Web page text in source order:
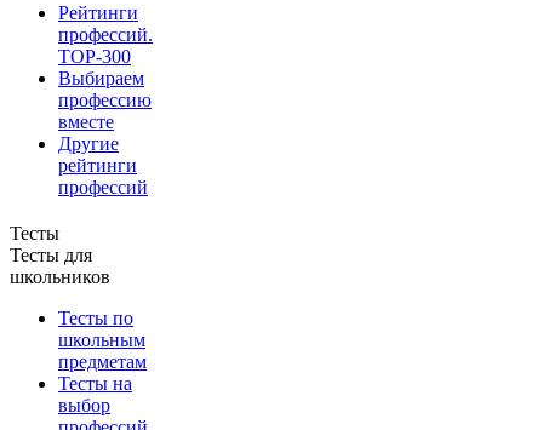
Рейтинги
профессий.
TOP-300
Выбираем
профессию
вместе
Другие
рейтинги
профессий
Тесты
Тесты для
школьников
Тесты по
школьным
предметам
Тесты на
выбор